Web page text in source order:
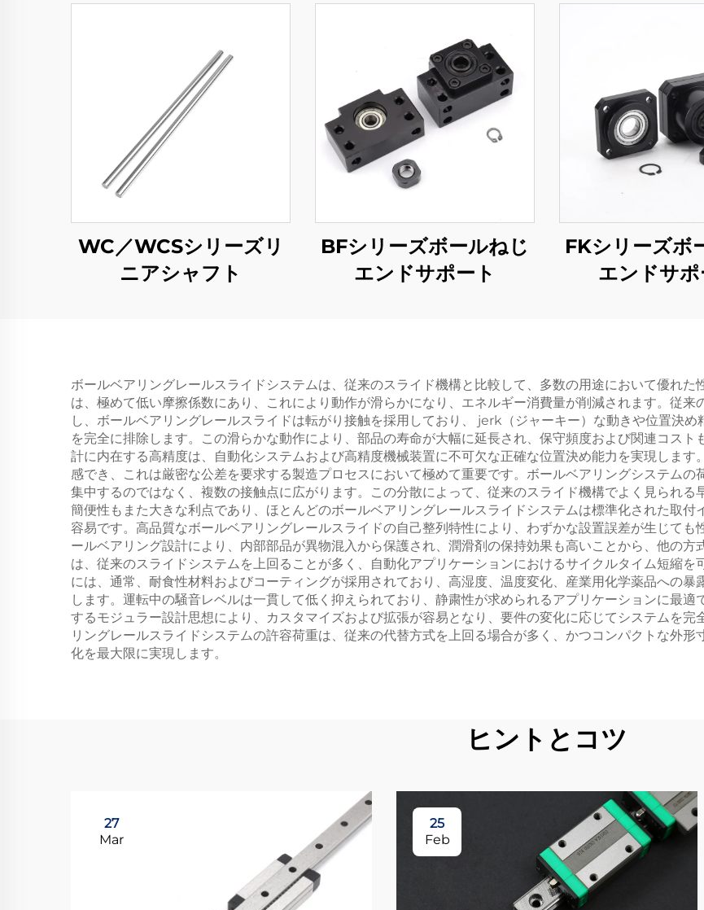
WC／WCSシリーズリ
ニアシャフト
BFシリーズボールねじ
エンドサポート
FKシリーズボ
エンドサポ
ボールベアリングレールスライドシステムは、従来のスライド機構と比較して、多数の用途において優れ
は、極めて低い摩擦係数にあり、これにより動作が滑らかになり、エネルギー消費量が削減されます。従
し、ボールベアリングレールスライドは転がり接触を採用しており、 jerk（ジャーキー）な動きや位置決め
を完全に排除します。この滑らかな動作により、部品の寿命が大幅に延長され、保守頻度および関連コス
計に内在する高精度は、自動化システムおよび高精度機械装置に不可欠な正確な位置決め能力を実現しま
感でき、これは厳密な公差を要求する製造プロセスにおいて極めて重要です。ボールベアリングシステム
集中するのではなく、複数の接触点に広がります。この分散によって、従来のスライド機構でよく見られ
簡便性もまた大きな利点であり、ほとんどのボールベアリングレールスライドシステムは標準化された取
容易です。高品質なボールベアリングレールスライドの自己整列特性により、わずかな設置誤差が生じて
ールベアリング設計により、内部部品が異物混入から保護され、潤滑剤の保持効果も高いことから、他の
は、従来のスライドシステムを上回ることが多く、自動化アプリケーションにおけるサイクルタイム短縮
には、通常、耐食性材料およびコーティングが採用されており、高湿度、温度変化、産業用化学薬品への
します。運転中の騒音レベルは一貫して低く抑えられており、静粛性が求められるアプリケーションに最
するモジュラー設計思想により、カスタマイズおよび拡張が容易となり、要件の変化に応じてシステムを
リングレールスライドシステムの許容荷重は、従来の代替方式を上回る場合が多く、かつコンパクトな外
化を最大限に実現します。
ヒントとコツ
27
Mar
25
Feb